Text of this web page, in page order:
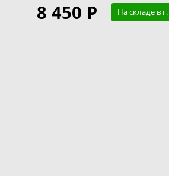
8 450 Р На складе в